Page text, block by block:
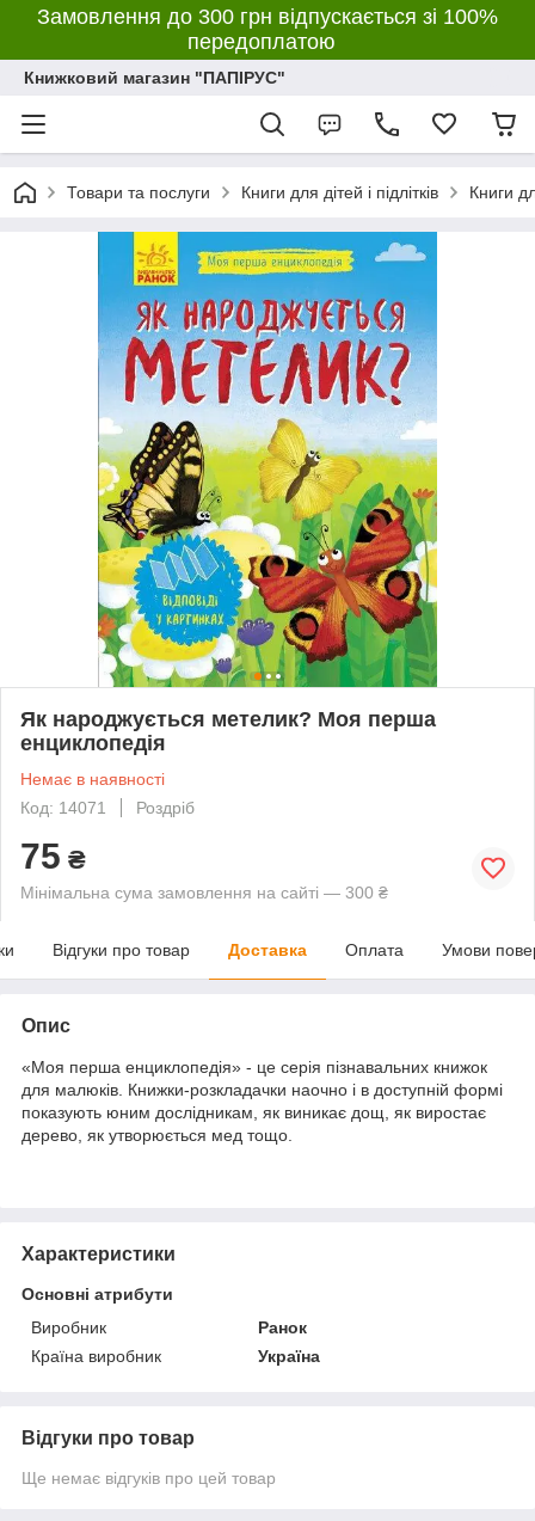
Замовлення до 300 грн відпускається зі 100%
передоплатою
Книжковий магазин "ПАПІРУС"
Товари та послуги Книги для дітей і підлітків Книги
Як народжується метелик? Моя перша
енциклопедія
Немає в наявності
Код: 14071
Роздріб
75 ₴
Мінімальна сума замовлення на сайті — 300 ₴
Відгуки про товар Доставка Оплата Умови
Опис
«Моя перша енциклопедія» - це серія пізнавальних книжок
для малюків. Книжки-розкладачки наочно і в доступній формі
показують юним дослідникам, як виникає дощ, як виростає
дерево, як утворюється мед тощо.
Характеристики
Основні атрибути
Виробник
Ранок
Країна виробник
Україна
Відгуки про товар
Ще немає відгуків про цей товар